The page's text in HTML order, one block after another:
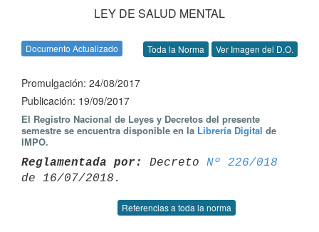
LEY DE SALUD MENTAL
Documento Actualizado Toda la Norma Ver Imagen del D.O.
Promulgación: 24/08/2017
Publicación: 19/09/2017
El Registro Nacional de Leyes y Decretos del presente
semestre se encuentra disponible en la Librería Digital de
IMPO.
Reglamentada por: Decreto Nº 226/018
Referencias a toda la norma